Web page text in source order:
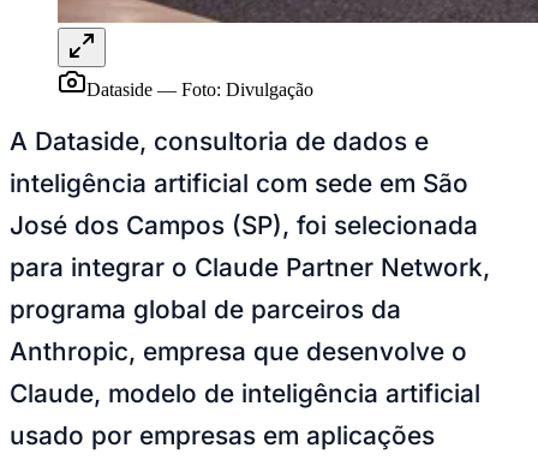
Concursos
Panorama Econômico
Panorama Econômico
Para Sua Empresa
Anuncie no Portal
Verificar Empresa
Anunciar VagasNovo
Publicidade Legal
NFL
Fórmula 1
UFC
Tênis (ATP)
MLB
Atletismo
Dataside — Foto: Divulgação
A Dataside, consultoria de dados e
inteligência artificial com sede em São
José dos Campos (SP), foi selecionada
para integrar o Claude Partner Network,
programa global de parceiros da
Anthropic, empresa que desenvolve o
Claude, modelo de inteligência artificial
usado por empresas em aplicações